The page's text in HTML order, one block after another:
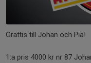
Grattis till Johan och Pia!
1:a pris 4000 kr nr 87